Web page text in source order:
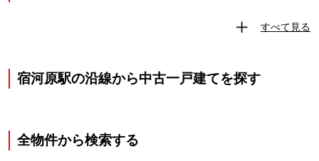
すべて見る
宿河原駅の沿線から中古一戸建てを探す
全物件から検索する